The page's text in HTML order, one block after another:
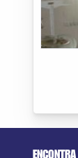
ENCONTRA